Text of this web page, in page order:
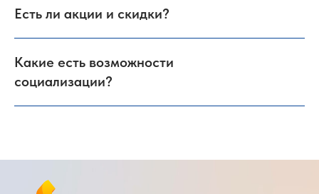
Есть ли акции и скидки?
Какие есть возможности
социализации?